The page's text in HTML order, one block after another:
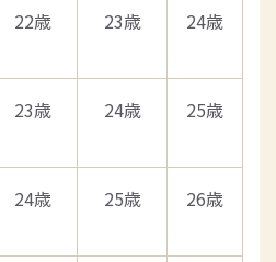
22歳 23歳 24歳
23歳 24歳 25歳
24歳 25歳 26歳